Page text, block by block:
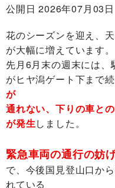
公開日 2026年07月03日
花のシーズンを迎え、
が大幅に増えています。
先月6月末の週末には
がヒヤ潟ゲート下まで続
が
通れない、下りの車と
が発生しました。
緊急車両の通行の妨
で、今後国見登山口か
れている